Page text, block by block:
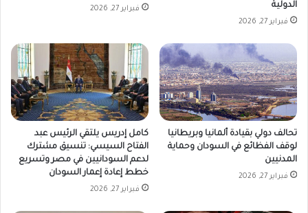
الدولية
فبراير 27, 2026
فبراير 27, 2026
تحالف دولي بقيادة ألمانيا وبريطانيا
لوقف الفظائع في السودان وحماية
المدنيين
فبراير 27, 2026
كامل إدريس يلتقي الرئيس عبد
الفتاح السيسي: تنسيق مشترك
لدعم السودانيين في مصر وتسريع
خطط إعادة إعمار السودان
فبراير 27, 2026